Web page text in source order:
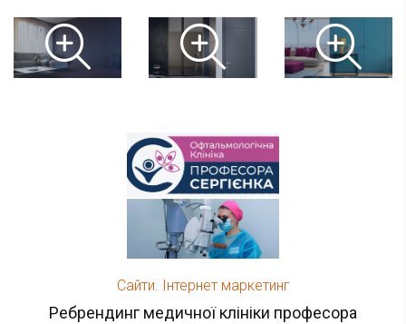
Сайти. Інтернет маркетинг
Ребрендинг медичної клініки професора